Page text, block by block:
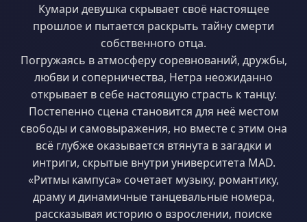
Кумари девушка скрывает своё настоящее
прошлое и пытается раскрыть тайну смерти
собственного отца.
Погружаясь в атмосферу соревнований, дружбы,
любви и соперничества, Нетра неожиданно
открывает в себе настоящую страсть к танцу.
Постепенно сцена становится для неё местом
свободы и самовыражения, но вместе с этим она
всё глубже оказывается втянута в загадки и
интриги, скрытые внутри университета MAD.
«Ритмы кампуса» сочетает музыку, романтику,
драму и динамичные танцевальные номера,
рассказывая историю о взрослении, поиске